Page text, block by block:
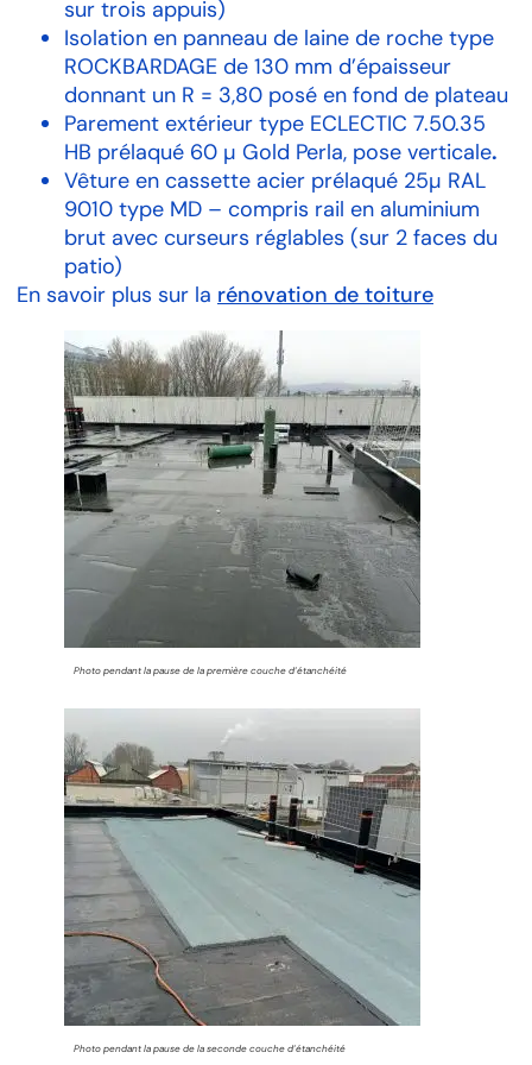
sur trois appuis)
Isolation en panneau de laine de roche type
ROCKBARDAGE de 130 mm d’épaisseur
donnant un R = 3,80 posé en fond de plateau
Parement extérieur type ECLECTIC 7.50.35
HB prélaqué 60 µ Gold Perla, pose verticale.
Vêture en cassette acier prélaqué 25µ RAL
9010 type MD – compris rail en aluminium
brut avec curseurs réglables (sur 2 faces du
patio)
En savoir plus sur la rénovation de toiture
Photo pendant la pause de la première couche d’étanchéité
Photo pendant la pause de la seconde couche d’étanchéité